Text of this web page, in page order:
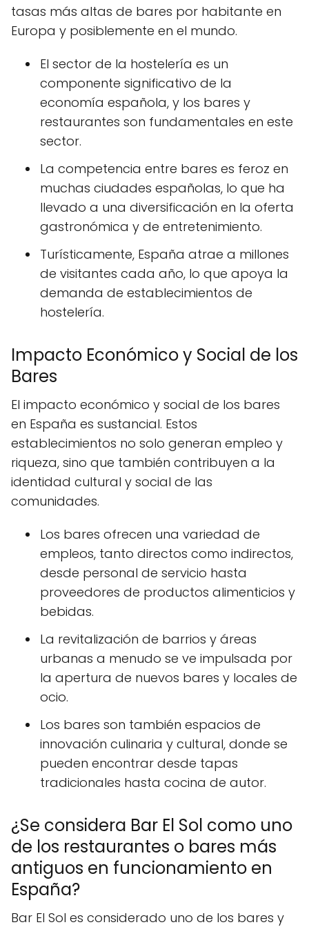
tasas más altas de bares por habitante en
Europa y posiblemente en el mundo.
El sector de la hostelería es un
componente significativo de la
economía española, y los bares y
restaurantes son fundamentales en este
sector.
La competencia entre bares es feroz en
muchas ciudades españolas, lo que ha
llevado a una diversificación en la oferta
gastronómica y de entretenimiento.
Turísticamente, España atrae a millones
de visitantes cada año, lo que apoya la
demanda de establecimientos de
hostelería.
Impacto Económico y Social de los
Bares
El impacto económico y social de los bares
en España es sustancial. Estos
establecimientos no solo generan empleo y
riqueza, sino que también contribuyen a la
identidad cultural y social de las
comunidades.
Los bares ofrecen una variedad de
empleos, tanto directos como indirectos,
desde personal de servicio hasta
proveedores de productos alimenticios y
bebidas.
La revitalización de barrios y áreas
urbanas a menudo se ve impulsada por
la apertura de nuevos bares y locales de
ocio.
Los bares son también espacios de
innovación culinaria y cultural, donde se
pueden encontrar desde tapas
tradicionales hasta cocina de autor.
¿Se considera Bar El Sol como uno
de los restaurantes o bares más
antiguos en funcionamiento en
España?
Bar El Sol es considerado uno de los bares y